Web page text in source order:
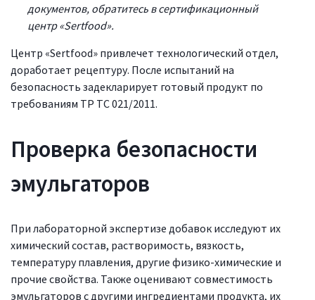
документов, обратитесь в сертификационный
центр «Sertfood».
Центр «Sertfood» привлечет технологический отдел,
доработает рецептуру. После испытаний на
безопасность задекларирует готовый продукт по
требованиям ТР ТС 021/2011.
Проверка безопасности
эмульгаторов
При лабораторной экспертизе добавок исследуют их
химический состав, растворимость, вязкость,
температуру плавления, другие физико-химические и
прочие свойства. Также оценивают совместимость
эмульгаторов с другими ингредиентами продукта, их